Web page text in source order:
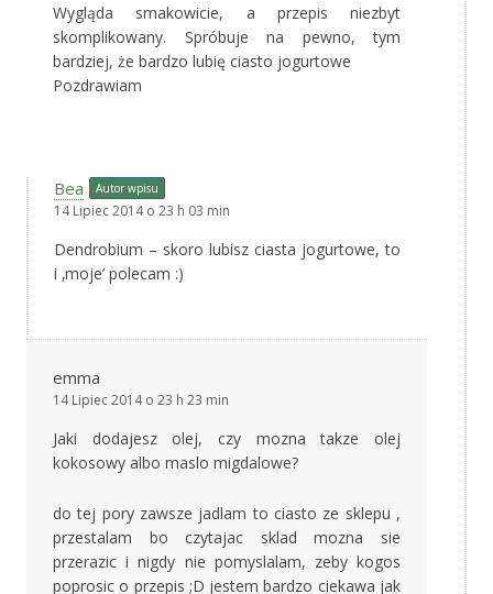
Wygląda smakowicie, a przepis niezbyt
skomplikowany. Spróbuje na pewno, tym
bardziej, że bardzo lubię ciasto jogurtowe
Pozdrawiam
Bea Autor wpisu
14 Lipiec 2014 o 23 h 03 min
Dendrobium – skoro lubisz ciasta jogurtowe, to
i ‚moje’ polecam :)
emma
14 Lipiec 2014 o 23 h 23 min
Jaki dodajesz olej, czy mozna takze olej
kokosowy albo maslo migdalowe?
do tej pory zawsze jadlam to ciasto ze sklepu ,
przestalam bo czytajac sklad mozna sie
przerazic i nigdy nie pomyslalam, zeby kogos
poprosic o przepis ;D jestem bardzo ciekawa jak